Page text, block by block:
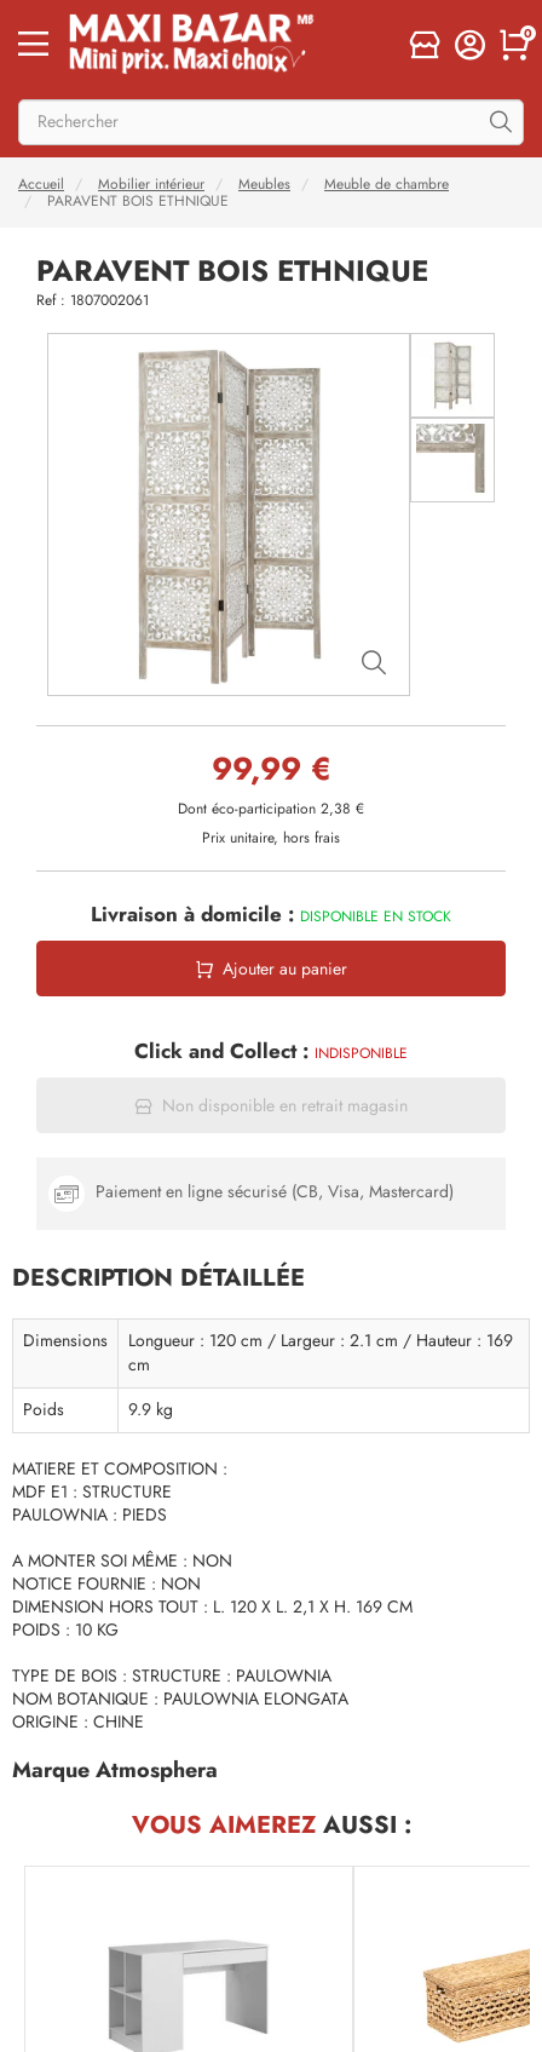
0
Accueil Mobilier intérieur Meubles
Meuble de chambre
PARAVENT BOIS ETHNIQUE
PARAVENT BOIS ETHNIQUE
Ref : 1807002061
99,99 €
Dont éco-participation 2,38 €
Prix unitaire, hors frais
Livraison à domicile : DISPONIBLE EN STOCK
Ajouter au panier
Click and Collect : INDISPONIBLE
Non disponible en retrait magasin
Paiement en ligne sécurisé (CB, Visa, Mastercard)
DESCRIPTION DÉTAILLÉE
Dimensions
Longueur : 120 cm / Largeur : 2.1 cm / Hauteur : 169
cm
Poids
9.9 kg
MATIERE ET COMPOSITION :
MDF E1 : STRUCTURE
PAULOWNIA : PIEDS
A MONTER SOI MÊME : NON
NOTICE FOURNIE : NON
DIMENSION HORS TOUT : L. 120 X L. 2,1 X H. 169 CM
POIDS : 10 KG
TYPE DE BOIS : STRUCTURE : PAULOWNIA
NOM BOTANIQUE : PAULOWNIA ELONGATA
ORIGINE : CHINE
Marque Atmosphera
VOUS AIMEREZAUSSI :